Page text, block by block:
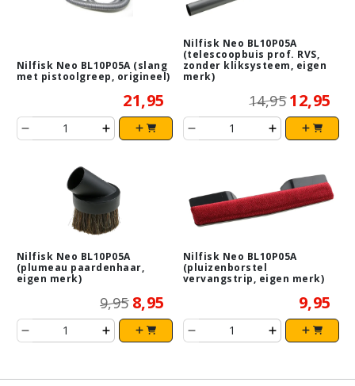
Nilfisk Neo BL10P05A (slang
met pistoolgreep, origineel)
21,95
Nilfisk Neo BL10P05A
(telescoopbuis prof. RVS,
zonder kliksysteem, eigen
merk)
14,95 12,95
Nilfisk Neo BL10P05A
(plumeau paardenhaar,
eigen merk)
9,95 8,95
Nilfisk Neo BL10P05A
(pluizenborstel
vervangstrip, eigen merk)
9,95